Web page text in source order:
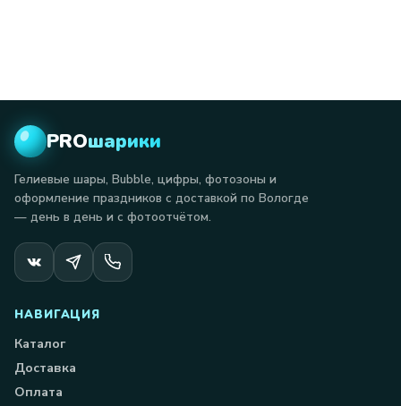
PROшарики
Гелиевые шары, Bubble, цифры, фотозоны и
оформление праздников с доставкой по Вологде
— день в день и с фотоотчётом.
НАВИГАЦИЯ
Каталог
Доставка
Оплата